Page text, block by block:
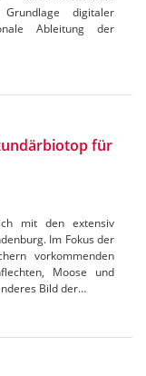
digitaler
Ableitung der
für
mit den extensiv
Im Fokus der
vorkommenden
Moose und
Bild der…